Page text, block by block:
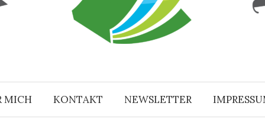
MICH KONTAKT NEWSLETTER